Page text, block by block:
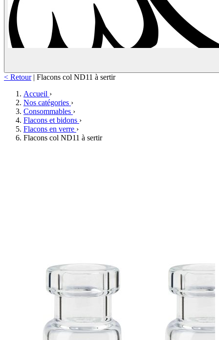
< Retour | Flacons col ND11 à sertir
Accueil ›
Nos catégories ›
Consommables ›
Flacons et bidons ›
Flacons en verre ›
Flacons col ND11 à sertir